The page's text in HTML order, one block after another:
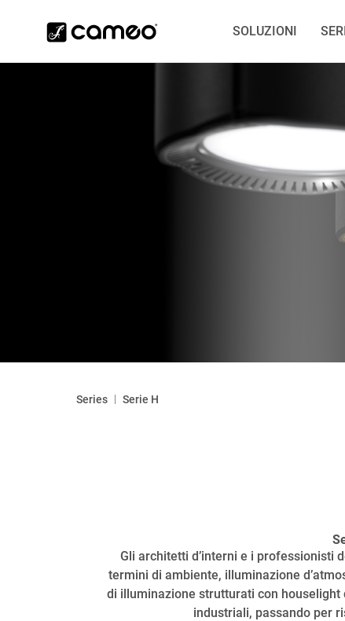
SOLUZIONI
Series | Serie H
Gli architetti d’interni e i professionisti
termini di ambiente, illuminazione
di illuminazione strutturati con
industriali, passando per